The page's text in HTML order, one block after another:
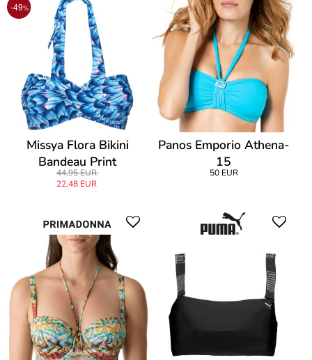
-49%
Missya Flora Bikini
Bandeau Print
44,95 EUR
22,48 EUR
Panos Emporio Athena-
15
50 EUR